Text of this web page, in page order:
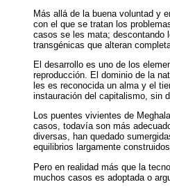
Más allá de la buena voluntad y
con el que se tratan los
casos se les mata; descontando
transgénicas que alteran
El desarrollo es uno de los
reproducción. El dominio de la
les es reconocida un alma y el
instauración del capitalismo, sin
Los puentes vivientes de
casos, todavía son más
diversas, han quedado
equilibrios largamente
Pero en realidad más que la
muchos casos es adoptada o